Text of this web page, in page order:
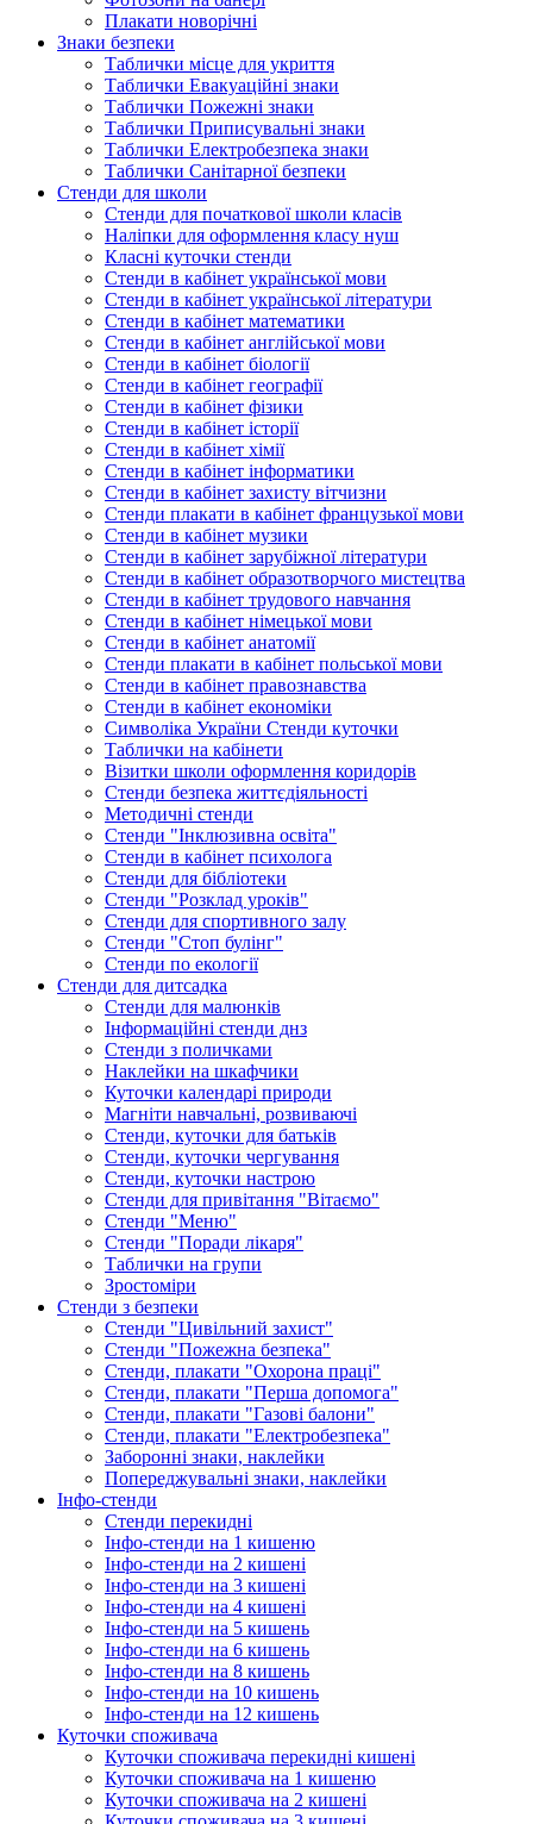
Плакати новорічні
Знаки безпеки
Таблички місце для укриття
Таблички Евакуаційні знаки
Таблички Пожежні знаки
Таблички Приписувальні знаки
Таблички Електробезпека знаки
Таблички Санітарної безпеки
Стенди для школи
Стенди для початкової школи класів
Наліпки для оформлення класу нуш
Класні куточки стенди
Стенди в кабінет української мови
Стенди в кабінет української літератури
Стенди в кабінет математики
Стенди в кабінет англійської мови
Стенди в кабінет біології
Стенди в кабінет географії
Стенди в кабінет фізики
Стенди в кабінет історії
Стенди в кабінет хімії
Стенди в кабінет інформатики
Стенди в кабінет захисту вітчизни
Стенди плакати в кабінет французької мови
Стенди в кабінет музики
Стенди в кабінет зарубіжної літератури
Стенди в кабінет образотворчого мистецтва
Стенди в кабінет трудового навчання
Стенди в кабінет німецької мови
Стенди в кабінет анатомії
Стенди плакати в кабінет польської мови
Стенди в кабінет правознавства
Стенди в кабінет економіки
Символіка України Стенди куточки
Таблички на кабінети
Візитки школи оформлення коридорів
Стенди безпека життєдіяльності
Методичні стенди
Стенди "Інклюзивна освіта"
Стенди в кабінет психолога
Стенди для бібліотеки
Стенди "Розклад уроків"
Стенди для спортивного залу
Стенди "Стоп булінг"
Стенди по екології
Стенди для дитсадка
Стенди для малюнків
Інформаційні стенди днз
Стенди з поличками
Наклейки на шкафчики
Куточки календарі природи
Магніти навчальні, розвиваючі
Стенди, куточки для батьків
Стенди, куточки чергування
Стенди, куточки настрою
Стенди для привітання "Вітаємо"
Стенди "Меню"
Стенди "Поради лікаря"
Таблички на групи
Зростоміри
Стенди з безпеки
Стенди "Цивільний захист"
Стенди "Пожежна безпека"
Стенди, плакати "Охорона праці"
Стенди, плакати "Перша допомога"
Стенди, плакати "Газові балони"
Стенди, плакати "Електробезпека"
Заборонні знаки, наклейки
Попереджувальні знаки, наклейки
Інфо-стенди
Стенди перекидні
Інфо-стенди на 1 кишеню
Інфо-стенди на 2 кишені
Інфо-стенди на 3 кишені
Інфо-стенди на 4 кишені
Інфо-стенди на 5 кишень
Інфо-стенди на 6 кишень
Інфо-стенди на 8 кишень
Інфо-стенди на 10 кишень
Інфо-стенди на 12 кишень
Куточки споживача
Куточки споживача перекидні кишені
Куточки споживача на 1 кишеню
Куточки споживача на 2 кишені